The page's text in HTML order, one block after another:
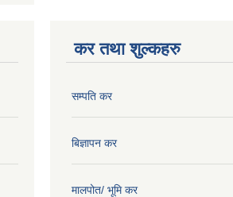
कर तथा शुल्कहरु
सम्पति कर
बिज्ञापन कर
मालपोत/ भूमि कर